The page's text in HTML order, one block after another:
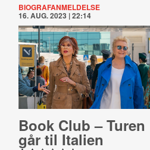
BIOGRAFANMELDELSE
16. AUG. 2023 | 22:14
Book Club – Turen
går til Italien